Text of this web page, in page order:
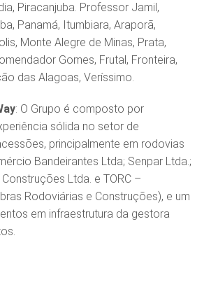
Piracanjuba. Professor Jamil,
Panamá, Itumbiara, Araporã,
Monte Alegre de Minas, Prata,
Gomes, Frutal, Fronteira,
das Alagoas, Veríssimo.
: O Grupo é composto por
sólida no setor de
principalmente em rodovias
Bandeirantes Ltda; Senpar Ltda.;
Ltda. e TORC –
Rodoviárias e Construções), e um
em infraestrutura da gestora